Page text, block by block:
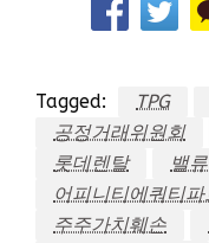
Tagged: TPG
공정거래위원회
롯데렌탈
밸
어피니티에쿼티
주주가치훼손